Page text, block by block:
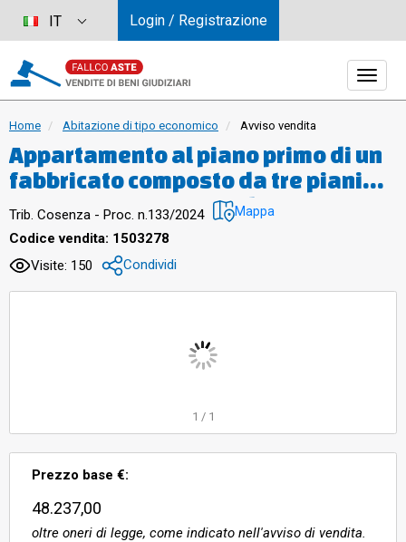
Home Abitazione di tipo economico Avviso vendita
Appartamento al piano primo di un
fabbricato composto da tre piani
fuori terra, composto da un
corridoio d’ingresso, soggiorno,
cucina, sala da pranzo, un bagno,
una camera da letto matrimoniale
Comprende, inoltre, due balconi
facciata anteriore e posteriore del
fabbricato. Superficie calpestabile
dell’unità abitativa è pari a mq
98,10. Libero.
Trib. Cosenza - Proc. n.133/2024 Mappa
Codice vendita: 1503278
Visite: 150
Condividi
1 / 1
Prezzo base €:
48.237,00
oltre oneri di legge, come indicato nell'avviso di vendita.
IT Login / Registrazione